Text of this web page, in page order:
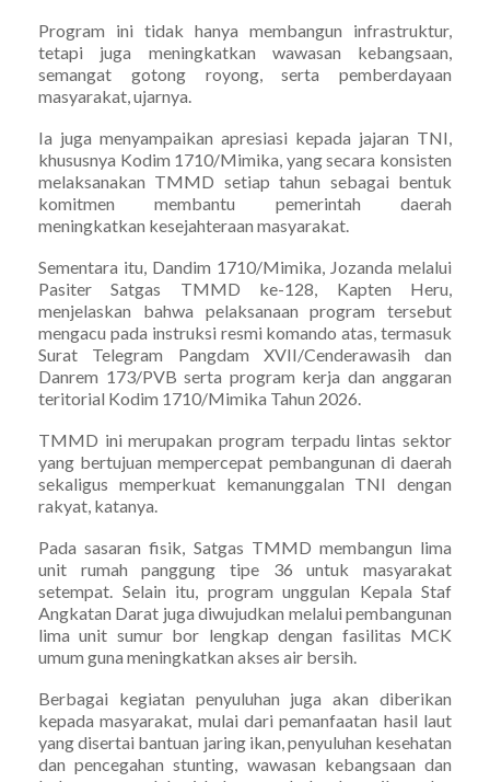
Program ini tidak hanya membangun infrastruktur,
tetapi juga meningkatkan wawasan kebangsaan,
semangat gotong royong, serta pemberdayaan
masyarakat, ujarnya.
Ia juga menyampaikan apresiasi kepada jajaran TNI,
khususnya Kodim 1710/Mimika, yang secara konsisten
melaksanakan TMMD setiap tahun sebagai bentuk
komitmen membantu pemerintah daerah
meningkatkan kesejahteraan masyarakat.
Sementara itu, Dandim 1710/Mimika, Jozanda melalui
Pasiter Satgas TMMD ke-128, Kapten Heru,
menjelaskan bahwa pelaksanaan program tersebut
mengacu pada instruksi resmi komando atas, termasuk
Surat Telegram Pangdam XVII/Cenderawasih dan
Danrem 173/PVB serta program kerja dan anggaran
teritorial Kodim 1710/Mimika Tahun 2026.
TMMD ini merupakan program terpadu lintas sektor
yang bertujuan mempercepat pembangunan di daerah
sekaligus memperkuat kemanunggalan TNI dengan
rakyat, katanya.
Pada sasaran fisik, Satgas TMMD membangun lima
unit rumah panggung tipe 36 untuk masyarakat
setempat. Selain itu, program unggulan Kepala Staf
Angkatan Darat juga diwujudkan melalui pembangunan
lima unit sumur bor lengkap dengan fasilitas MCK
umum guna meningkatkan akses air bersih.
Berbagai kegiatan penyuluhan juga akan diberikan
kepada masyarakat, mulai dari pemanfaatan hasil laut
yang disertai bantuan jaring ikan, penyuluhan kesehatan
dan pencegahan stunting, wawasan kebangsaan dan